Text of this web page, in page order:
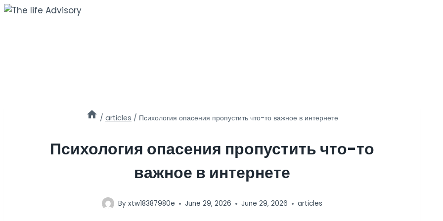
Skip
/ articles / Психология опасения пропустить что-то важное в интернете
Психология опасения пропустить что-то
важное в интернете
By xtw18387980e June 29, 2026 June 29, 2026 articles